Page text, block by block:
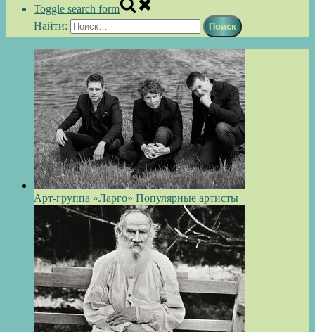
Toggle search form
Найти:
Арт-группа «Ларго» Популярные артисты